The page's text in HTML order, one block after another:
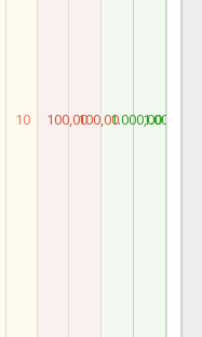
10 100,00100,001.000,001.000,00